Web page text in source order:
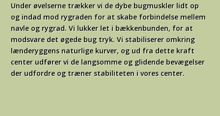
Under øvelserne trækker vi de dybe bugmuskler lidt op
og indad mod rygraden for at skabe forbindelse mellem
navle og rygrad. Vi lukker let i bækkenbunden, for at
modsvare det øgede bug tryk. Vi stabiliserer omkring
lænderyggens naturlige kurver, og ud fra dette kraft
center udfører vi de langsomme og glidende bevægelser
der udfordre og træner stabiliteten i vores center.